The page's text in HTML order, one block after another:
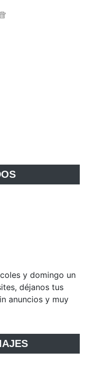
y domingo un
déjanos tus
anuncios y muy